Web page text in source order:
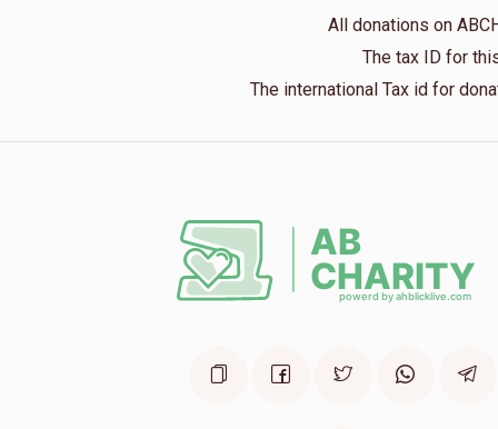
All donations on
The tax ID for
The international Tax id for